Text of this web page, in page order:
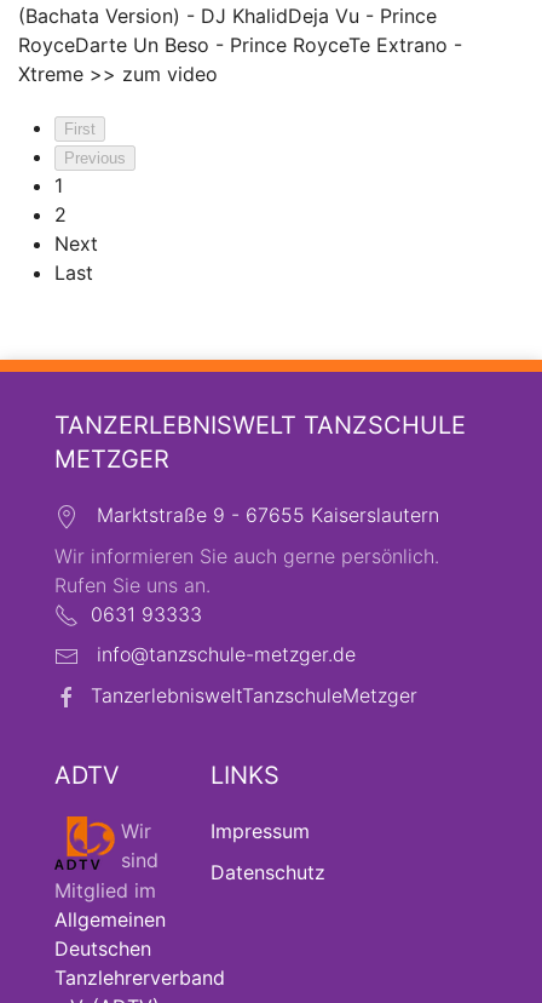
(Bachata Version) - DJ KhalidDeja Vu - Prince
RoyceDarte Un Beso - Prince RoyceTe Extrano -
Xtreme >> zum video
First
Previous
1
2
Next
Last
TANZERLEBNISWELT TANZSCHULE
METZGER
Marktstraße 9 - 67655 Kaiserslautern
Wir informieren Sie auch gerne persönlich.
Rufen Sie uns an.
0631 93333
info@tanzschule-metzger.de
TanzerlebnisweltTanzschuleMetzger
ADTV
Wir
sind
Mitglied im
Allgemeinen
Deutschen
Tanzlehrerverband
LINKS
Impressum
Datenschutz